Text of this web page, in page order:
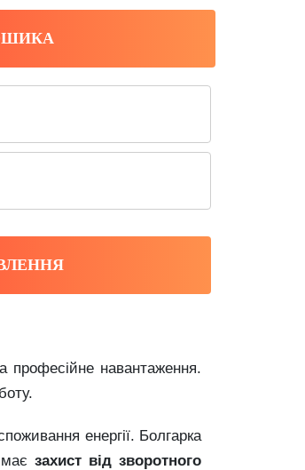
професійне навантаження.
енергії. Болгарка
має захист відзворотного